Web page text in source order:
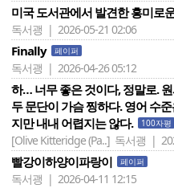
미국 도서관에서 발견한 흥미로
독서괭 | 2026-05-21 02:06
Finally 페이퍼
독서괭 | 2026-04-26 05:12
하… 너무 좋은 것이다, 정말로.
두 문단이 가슴 찡하다. 영어 수
지만 내내 어렵지는 않다.
100자평
[Olive Kitteridge (Pa..] 독서괭 |
빨강이하양이파랑이 페이퍼
독서괭 | 2026-04-11 12:15